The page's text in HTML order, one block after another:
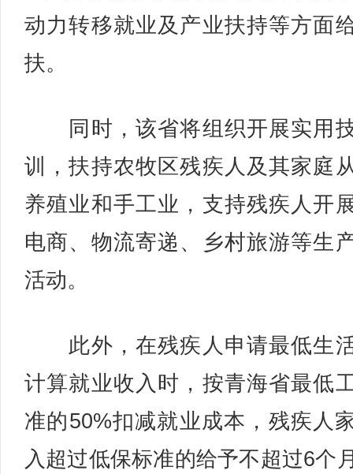
动力转移就业及产业扶持等方面
扶。
同时，该省将组织开展实用
训，扶持农牧区残疾人及其家庭
养殖业和手工业，支持残疾人开
电商、物流寄递、乡村旅游等生
活动。
此外，在残疾人申请最低生
计算就业收入时，按青海省最低
准的50%扣减就业成本，残疾人
入超过低保标准的给予不超过6个